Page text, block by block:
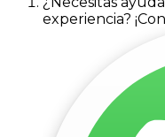
experiencia?